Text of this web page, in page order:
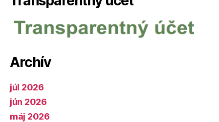
Archív
júl 2026
jún 2026
máj 2026